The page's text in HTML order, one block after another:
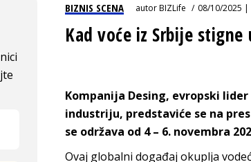
BIZNIS SCENA autorBIZLife 08/10/2025 |
Kad voće iz Srbije stigne
Kompanija Desing, evropski
industriju, predstaviće se na
se održava od 4 – 6. novembra
Ovaj globalni događaj okuplja